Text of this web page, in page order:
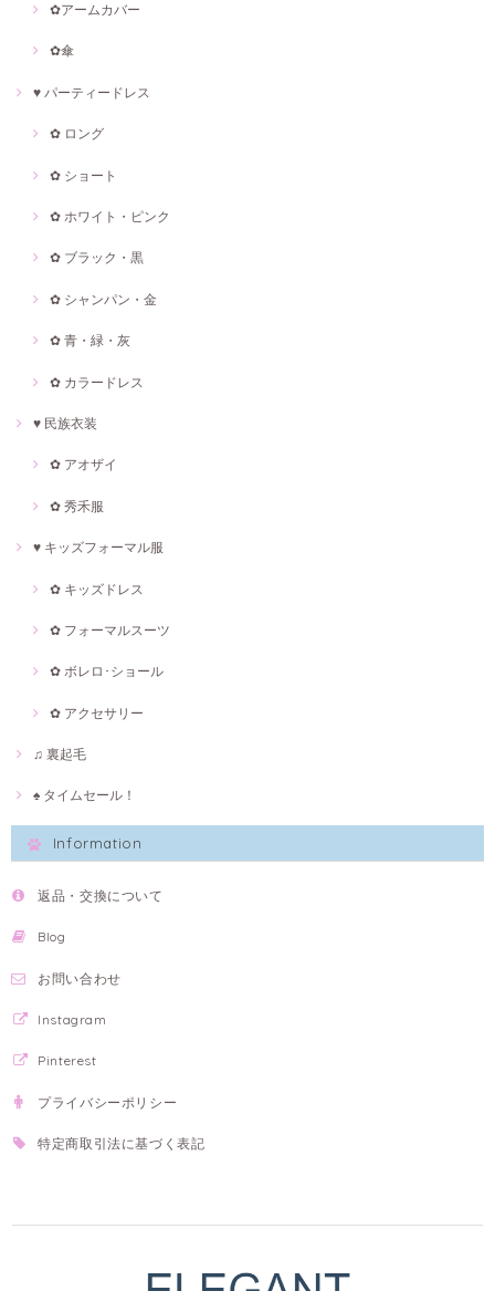
✿アームカバー
✿傘
♥ パーティードレス
✿ ロング
✿ ショート
✿ ホワイト・ピンク
✿ ブラック・黒
✿ シャンパン・金
✿ 青・緑・灰
✿ カラードレス
♥ 民族衣装
✿ アオザイ
✿ 秀禾服
♥ キッズフォーマル服
✿ キッズドレス
✿ フォーマルスーツ
✿ ボレロ･ショール
✿ アクセサリー
♫ 裏起毛
♠ タイムセール！
Information
返品・交換について
Blog
お問い合わせ
Instagram
Pinterest
プライバシーポリシー
特定商取引法に基づく表記